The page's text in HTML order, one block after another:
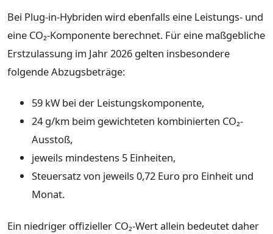
Bei Plug-in-Hybriden wird ebenfalls eine Leistungs- und
eine CO₂-Komponente berechnet. Für eine maßgebliche
Erstzulassung im Jahr 2026 gelten insbesondere
folgende Abzugsbeträge:
59 kW bei der Leistungskomponente,
24 g/km beim gewichteten kombinierten CO₂-
Ausstoß,
jeweils mindestens 5 Einheiten,
Steuersatz von jeweils 0,72 Euro pro Einheit und
Monat.
Ein niedriger offizieller CO₂-Wert allein bedeutet daher